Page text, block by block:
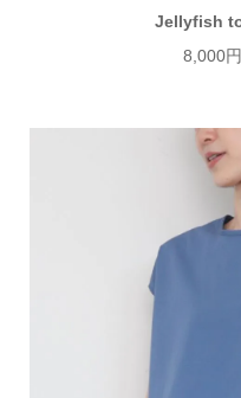
Jellyfish
8,000